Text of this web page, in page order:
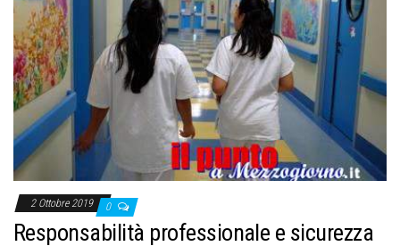
o
2 Ottobre 2019 0
Responsabilità professionale e sicurezza